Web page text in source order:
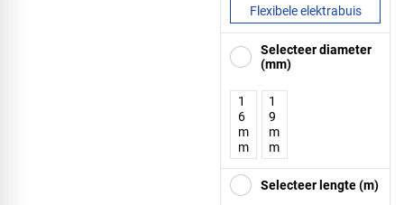
Flexibele elektrabuis
Selecteer diameter
(mm)
1
6
m
m
1
9
m
m
Selecteer lengte (m)